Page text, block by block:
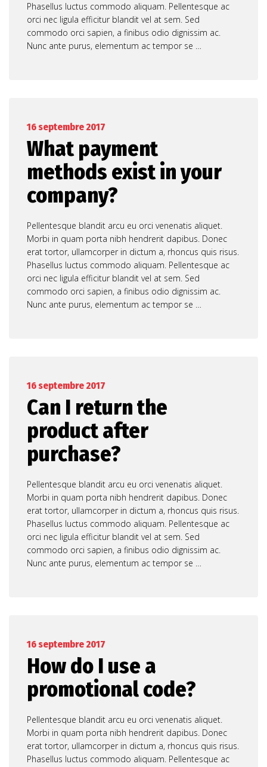
Phasellus luctus commodo aliquam. Pellentesque ac
orci nec ligula efficitur blandit vel at sem. Sed
commodo orci sapien, a finibus odio dignissim ac.
Nunc ante purus, elementum ac tempor se …
16 septembre 2017
What payment
methods exist in your
company?
Pellentesque blandit arcu eu orci venenatis aliquet.
Morbi in quam porta nibh hendrerit dapibus. Donec
erat tortor, ullamcorper in dictum a, rhoncus quis risus.
Phasellus luctus commodo aliquam. Pellentesque ac
orci nec ligula efficitur blandit vel at sem. Sed
commodo orci sapien, a finibus odio dignissim ac.
Nunc ante purus, elementum ac tempor se …
16 septembre 2017
Can I return the
product after
purchase?
Pellentesque blandit arcu eu orci venenatis aliquet.
Morbi in quam porta nibh hendrerit dapibus. Donec
erat tortor, ullamcorper in dictum a, rhoncus quis risus.
Phasellus luctus commodo aliquam. Pellentesque ac
orci nec ligula efficitur blandit vel at sem. Sed
commodo orci sapien, a finibus odio dignissim ac.
Nunc ante purus, elementum ac tempor se …
16 septembre 2017
How do I use a
promotional code?
Pellentesque blandit arcu eu orci venenatis aliquet.
Morbi in quam porta nibh hendrerit dapibus. Donec
erat tortor, ullamcorper in dictum a, rhoncus quis risus.
Phasellus luctus commodo aliquam. Pellentesque ac